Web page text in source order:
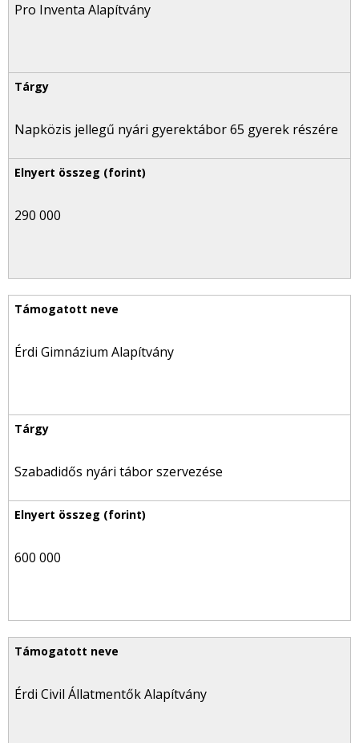
Pro Inventa Alapítvány
Napközis jellegű nyári gyerektábor 65 gyerek részére
290 000
Érdi Gimnázium Alapítvány
Szabadidős nyári tábor szervezése
600 000
Érdi Civil Állatmentők Alapítvány